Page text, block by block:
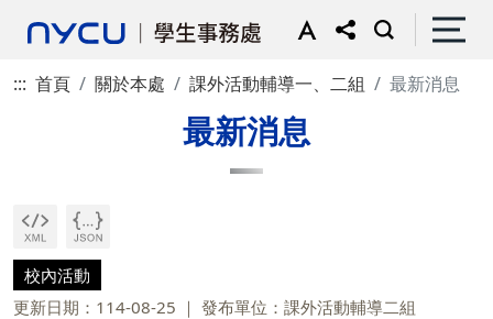
::: 首頁 關於本處 課外活動輔導一、二組 最新消息
最新消息
校內活動
更新日期：114-08-25
發布單位：課外活動輔導二組